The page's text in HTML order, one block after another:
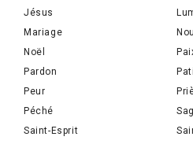
Jésus
Mariage
Noël
Pardon
Peur
Péché
Saint-Esprit